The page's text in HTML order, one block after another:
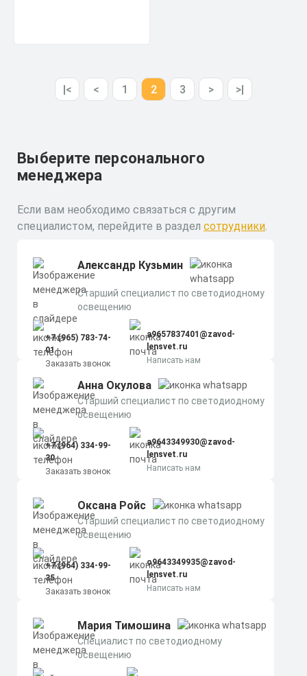
|< < 1 2 3 > >|
Выберите персонального
менеджера
Если вам необходимо связаться с другим
специалистом, перейдите в раздел сотрудники
Александр Кузьмин
Старший специалист по светодиодному
освещению
+7 (965) 783-74-
01
Заказать звонок
a9657837401@zavod-
lensvet.ru
Написать нам
Анна Окулова
Старший специалист по светодиодному
освещению
+7 (964) 334-99-
30
Заказать звонок
a9643349930@zavod-
lensvet.ru
Написать нам
Оксана Ройс
Старший специалист по светодиодному
освещению
+7 (964) 334-99-
35
Заказать звонок
o9643349935@zavod-
lensvet.ru
Написать нам
Мария Тимошина
Cпециалист по светодиодному
освещению